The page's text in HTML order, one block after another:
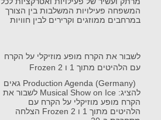
המשפחה פעילויות המשלבות בין הצורך
במרחבים ממוזגים וקרירים לבין חוויות
לשבור את הקרח מופע מוזיקלי על הקרח
עם הלהיטים מתוך 1 ו Frozen 2
Production Agenda (Germany) גאים
להציג: Musical Show on Ice לשבור את
הקרח מופע מוזיקלי על הקרח עם
הלהיטים מתוך 1 ו Frozen 2 הצלחה